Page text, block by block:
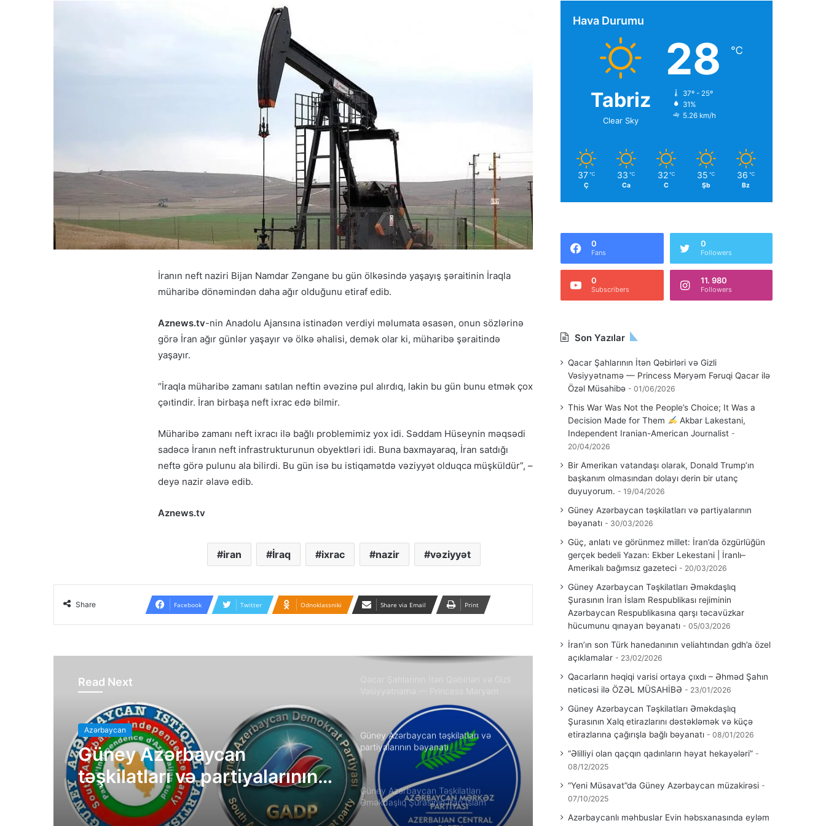
İranın neft naziri Bijan Namdar Zəngane bu gün ölkəsində yaşayış şəraitinin İraqla
müharibə dönəmindən daha ağır olduğunu etiraf edib.
Aznews.tv-nin Anadolu Ajansına istinadən verdiyi məlumata əsasən, onun sözlərinə
görə İran ağır günlər yaşayır və ölkə əhalisi, demək olar ki, müharibə şəraitində
yaşayır.
“İraqla müharibə zamanı satılan neftin əvəzinə pul alırdıq, lakin bu gün bunu etmək çox
çəıtindir. İran birbaşa neft ixrac edə bilmir.
Müharibə zamanı neft ixracı ilə bağlı problemimiz yox idi. Səddam Hüseynin məqsədi
sadəcə İranın neft infrastrukturunun obyektləri idi. Buna baxmayaraq, İran satdığı
neftə görə pulunu ala bilirdi. Bu gün isə bu istiqamətdə vəziyyət olduqca müşküldür”, –
deyə nazir əlavə edib.
Aznews.tv
iran İraq ixrac nazir vəziyyət
Share Facebook Twitter Odnoklassniki Share via Email Print
Read Next
Azərbaycan
Güney Azərbaycan
təşkilatları və partiyalarının
Azərbaycan
Güney Azərbaycan
müzakirəsi
amma İrana güllə dəymədi!
Rusiyada Xəzər dənizi sammiti
keçiriləcək
Fəruqi Qacar ilə Özəl Müsahibə
Güney Azərbaycan təşkilatları və
partiyalarının bəyanatı
Güney Azərbaycan Təşkilatları
Əməkdaşlıq Şurasının İran İslam
Respublikası rejiminin Azərbaycan
Respublikasına qarşı təcavüzkar
hücumunu qınayan bəyanatı
Qacarların həqiqi varisi ortaya çıxdı –
Əhməd Şahın nəticəsi ilə ÖZƏL
Hava Durumu
Tabriz
Clear Sky
28 ℃
37º - 25º
31%
5.26 km/h
37 ℃
Ç
33 ℃
Ca
32 ℃
C
35 ℃
Şb
36 ℃
Bz
0
Fans
0
Followers
0
Subscribers
11. 980
Followers
Son Yazılar
Qacar Şahlarının İtən Qəbirləri və Gizli
Vəsiyyətnamə — Princess Məryəm Fəruqi Qacar ilə
Özəl Müsahibə
01/06/2026
This War Was Not the People’s Choice; It Was a
Decision Made for Them
Akbar Lakestani,
Independent Iranian-American Journalist
20/04/2026
Bir Amerikan vatandaşı olarak, Donald Trump’ın
başkanım olmasından dolayı derin bir utanç
duyuyorum.
19/04/2026
Güney Azərbaycan təşkilatları və partiyalarının
bəyanatı
30/03/2026
Güç, anlatı ve görünmez millet: İran’da özgürlüğün
gerçek bedeli Yazan: Ekber Lekestani | İranlı–
Amerikalı bağımsız gazeteci
20/03/2026
Güney Azərbaycan Təşkilatları Əməkdaşlıq
Şurasının İran İslam Respublikası rejiminin
Azərbaycan Respublikasına qarşı təcavüzkar
hücumunu qınayan bəyanatı
05/03/2026
İran’ın son Türk hanedanının veliahtından gdh’a özel
açıklamalar
23/02/2026
Qacarların həqiqi varisi ortaya çıxdı – Əhməd Şahın
nəticəsi ilə ÖZƏL MÜSAHİBƏ
23/01/2026
Güney Azərbaycan Təşkilatları Əməkdaşlıq
Şurasının Xalq etirazlarını dəstəkləmək və küçə
etirazlarına çağırışla bağlı bəyanatı
08/01/2026
“Əlilliyi olan qaçqın qadınların həyat hekayələri”
08/12/2025
“Yeni Müsavat”da Güney Azərbaycan müzakirəsi
07/10/2025
Azərbaycanlı məhbuslar Evin həbsxanasında eyləm